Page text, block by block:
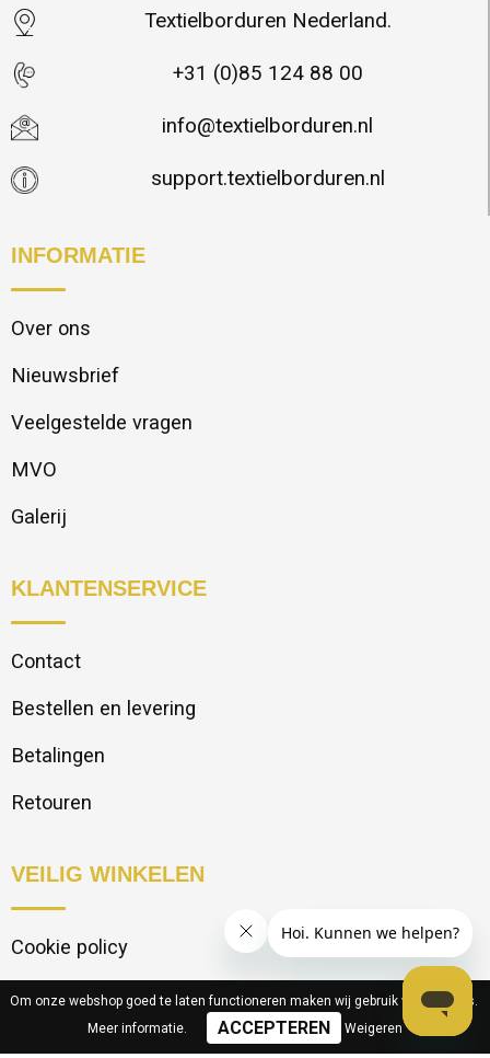
Textielborduren Nederland.
+31 (0)85 124 88 00
info@textielborduren.nl
support.textielborduren.nl
INFORMATIE
Over ons
Nieuwsbrief
Veelgestelde vragen
MVO
Galerij
KLANTENSERVICE
Contact
Bestellen en levering
Betalingen
Retouren
VEILIG WINKELEN
Cookie policy
Privacy statement
Om onze webshop goed te laten functioneren maken wij gebruik van cookies.
Meer informatie
Weigeren